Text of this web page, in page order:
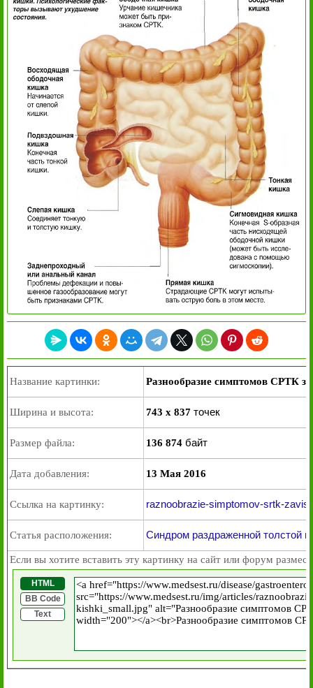
Название картинки: Разнообразие симптомов СРТК
Ширина и высота: 743 x 837 точек
Размер файла: 136 874 байт
Дата добавления: 13 Мая 2016
Ссылка на картинку: raznoobrazie-simptomov-srtk-
Статья расположения: Синдром раздраженной толстой
Если вы хотите вставить эту картинку на сайт или форум
HTML
BB Code
Text